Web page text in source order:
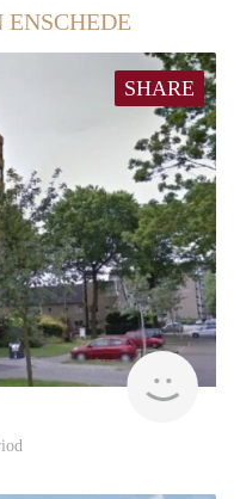
ENSCHEDE
SHARE